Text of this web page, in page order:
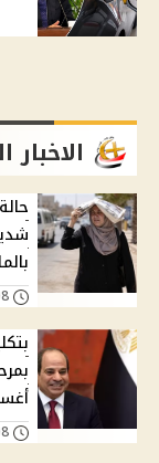
الاخبار